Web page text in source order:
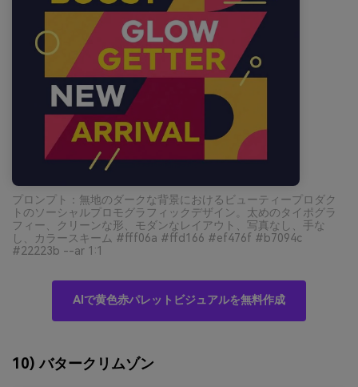
プロンプト：無地のダークな背景におけるビューティープロダク
トのソーシャルプロモグラフィックデザイン。太めのタイポグラ
フィー、クリーンな形、モダンなレイアウト、写真なし、手な
し、カラースキーム #fff06a #ffd166 #ef476f #b7094c
#22223b --ar 1:1
AIで黄色赤パレットビジュアルを無料作成
10) バタークリムゾン